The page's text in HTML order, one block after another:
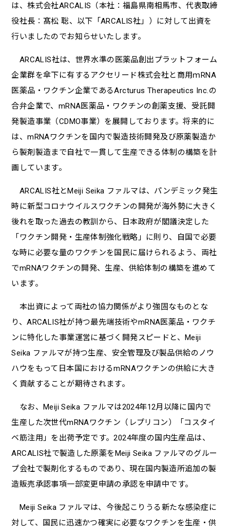
は、株式会社ARCALIS（本社：福島県南相馬市、代表取締
役社長：髙松 聡、以下「ARCALIS社」）に対して出資を
行いましたのでお知らせいたします。
ARCALIS社は、世界水準の医薬品創出プラットフォーム
企業群を傘下に有するアクセリード株式会社と商用ｍRNA
医薬品・ワクチン企業であるArcturus Therapeutics Inc.の
合弁企業で、mRNA医薬品・ワクチンの創薬支援、受託開
発製造事業（CDMO事業）を展開しております。将来的に
は、mRNAワクチンを国内で製造技術開発及び原薬製造か
ら製剤製造まで自社で一貫して生産できる体制の構築を計
画しています。
ARCALIS社とMeiji Seika ファルマは、パンデミック発生
時に新型コロナウイルスワクチンの開発が海外勢に大きく
後れを取った過去の教訓から、日本政府が閣議決定した
「ワクチン開発・生産体制強化戦略」に則り、自国で必要
な時に必要な量のワクチンを国民に届けられるよう、両社
でmRNAワクチンの開発、生産、供給体制の構築を進めて
います。
本出資によって両社の協力関係がより強固なものとな
り、ARCALIS社が持つ最先端技術やmRNA医薬品・ワクチ
ンに特化した事業運営に基づく開発スピードと、Meiji
Seika ファルマが持つ生産、安全管理及び製品供給のノウ
ハウをもって日本国におけるmRNAワクチンの供給に大き
く貢献することが期待されます。
なお、Meiji Seika ファルマは2024年12月以降に国内で
生産した次世代mRNAワクチン（レプリコン）「コスタイ
ベ筋注用」を出荷予定です。2024年度の国内生産品は、
ARCALIS社で製造した原薬をMeiji Seika ファルマのグルー
プ会社で製剤化するものであり、現在国内製造所追加の製
造販売承認事項一部変更申請の承認を申請中です。
Meiji Seika ファルマは、今後起こりうる新たな感染症に
対して、国民に迅速かつ確実に必要なワクチンを生産・供